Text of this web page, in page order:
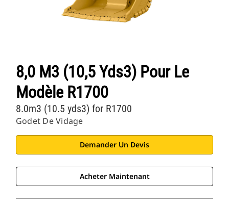
8,0 M3 (10,5 Yds3) Pour Le
Modèle R1700
Godet De Vidage
8.0m3 (10.5 yds3) for R1700
Demander Un Devis
Acheter Maintenant